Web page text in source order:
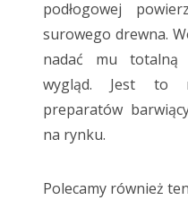
podłogowej
surowego drewna.
nadać mu totalną
wygląd. Jest to
preparatów
na rynku.
Polecamy również ten